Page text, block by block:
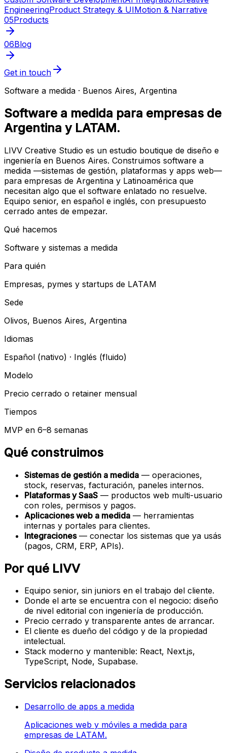
EngineeringProduct Strategy & UIMotion & Narrative
05Products
06Blog
Get in touch
Software a medida · Buenos Aires, Argentina
Software a medida para empresas de
Argentina y LATAM.
LIVV Creative Studio es un estudio boutique de diseño e
ingeniería en Buenos Aires. Construimos software a
medida —sistemas de gestión, plataformas y apps web—
para empresas de Argentina y Latinoamérica que
necesitan algo que el software enlatado no resuelve.
Equipo senior, en español e inglés, con presupuesto
cerrado antes de empezar.
Qué hacemos
Software y sistemas a medida
Para quién
Empresas, pymes y startups de LATAM
Sede
Olivos, Buenos Aires, Argentina
Idiomas
Español (nativo) · Inglés (fluido)
Modelo
Precio cerrado o retainer mensual
Tiempos
MVP en 6–8 semanas
Qué construimos
Sistemas de gestión a medida — operaciones,
stock, reservas, facturación, paneles internos.
Plataformas y SaaS — productos web multi-usuario
con roles, permisos y pagos.
Aplicaciones web a medida — herramientas
internas y portales para clientes.
Integraciones— conectar los sistemas que ya usás
(pagos, CRM, ERP, APIs).
Por qué LIVV
Equipo senior, sin juniors en el trabajo del cliente.
Donde el arte se encuentra con el negocio: diseño
de nivel editorial con ingeniería de producción.
Precio cerrado y transparente antes de arrancar.
El cliente es dueño del código y de la propiedad
intelectual.
Stack moderno y mantenible: React, Next.js,
TypeScript, Node, Supabase.
Servicios relacionados
Desarrollo de apps a medida
Aplicaciones web y móviles a medida para
empresas de LATAM.